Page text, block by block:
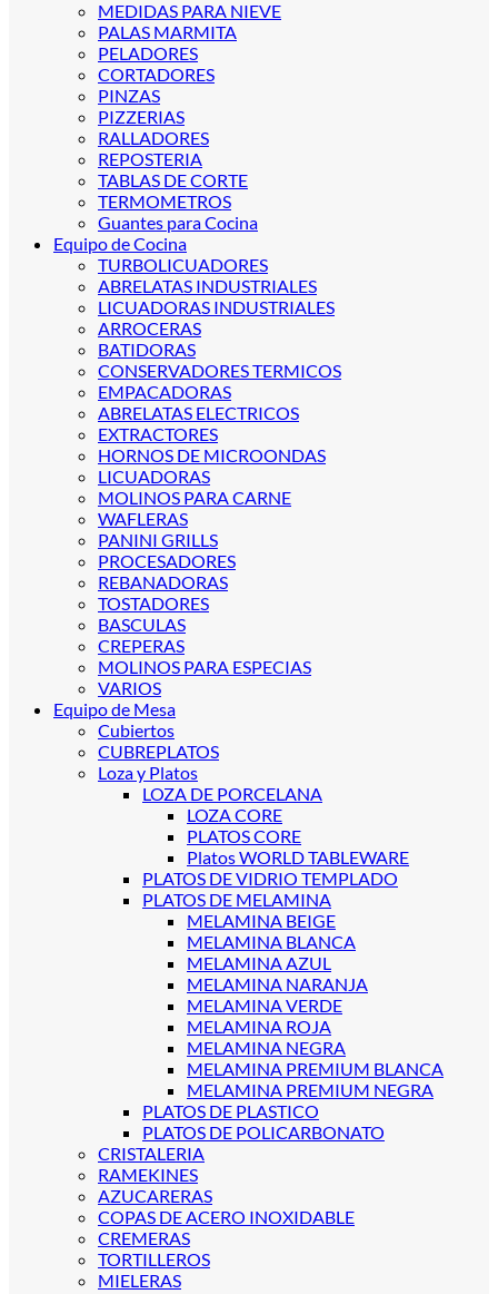
MEDIDAS PARA NIEVE
PALAS MARMITA
PELADORES
CORTADORES
PINZAS
PIZZERIAS
RALLADORES
REPOSTERIA
TABLAS DE CORTE
TERMOMETROS
Guantes para Cocina
Equipo de Cocina
TURBOLICUADORES
ABRELATAS INDUSTRIALES
LICUADORAS INDUSTRIALES
ARROCERAS
BATIDORAS
CONSERVADORES TERMICOS
EMPACADORAS
ABRELATAS ELECTRICOS
EXTRACTORES
HORNOS DE MICROONDAS
LICUADORAS
MOLINOS PARA CARNE
WAFLERAS
PANINI GRILLS
PROCESADORES
REBANADORAS
TOSTADORES
BASCULAS
CREPERAS
MOLINOS PARA ESPECIAS
VARIOS
Equipo de Mesa
Cubiertos
CUBREPLATOS
Loza y Platos
LOZA DE PORCELANA
LOZA CORE
PLATOS CORE
Platos WORLD TABLEWARE
PLATOS DE VIDRIO TEMPLADO
PLATOS DE MELAMINA
MELAMINA BEIGE
MELAMINA BLANCA
MELAMINA AZUL
MELAMINA NARANJA
MELAMINA VERDE
MELAMINA ROJA
MELAMINA NEGRA
MELAMINA PREMIUM BLANCA
MELAMINA PREMIUM NEGRA
PLATOS DE PLASTICO
PLATOS DE POLICARBONATO
CRISTALERIA
RAMEKINES
AZUCARERAS
COPAS DE ACERO INOXIDABLE
CREMERAS
TORTILLEROS
MIELERAS